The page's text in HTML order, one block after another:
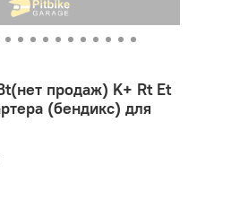
продаж) K+ Rt Et
(бендикс) для